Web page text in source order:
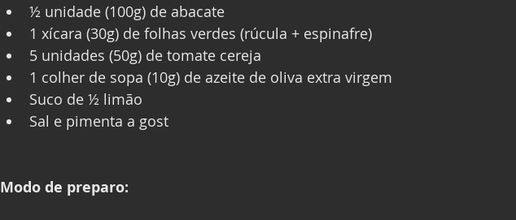
½ unidade (100g) de abacate
1 xícara (30g) de folhas verdes (rúcula + espinafre)
5 unidades (50g) de tomate cereja
1 colher de sopa (10g) de azeite de oliva extra virgem
Suco de ½ limão
Sal e pimenta a gost
Modo de preparo: